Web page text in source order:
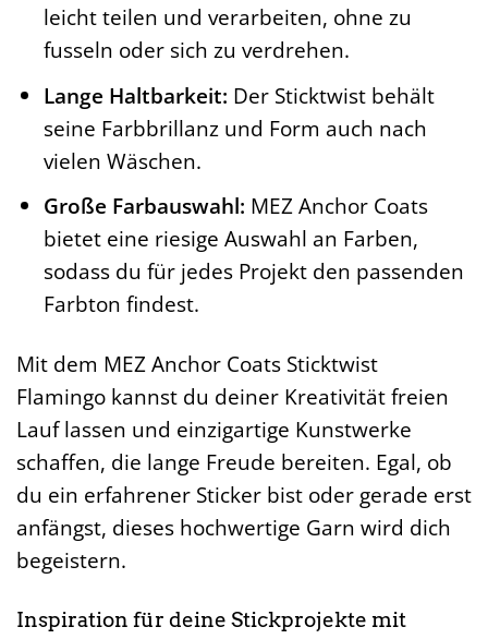
leicht teilen und verarbeiten, ohne zu
fusseln oder sich zu verdrehen.
Lange Haltbarkeit: Der Sticktwist behält
seine Farbbrillanz und Form auch nach
vielen Wäschen.
Große Farbauswahl: MEZ Anchor Coats
bietet eine riesige Auswahl an Farben,
sodass du für jedes Projekt den passenden
Farbton findest.
Mit dem MEZ Anchor Coats Sticktwist
Flamingo kannst du deiner Kreativität freien
Lauf lassen und einzigartige Kunstwerke
schaffen, die lange Freude bereiten. Egal, ob
du ein erfahrener Sticker bist oder gerade erst
anfängst, dieses hochwertige Garn wird dich
begeistern.
Inspiration für deine Stickprojekte mit